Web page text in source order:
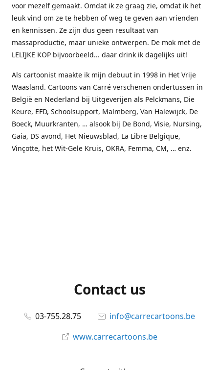
voor mezelf gemaakt. Omdat ik ze graag zie, omdat ik het
leuk vind om ze te hebben of weg te geven aan vrienden
en kennissen. Ze zijn dus geen resultaat van
massaproductie, maar unieke ontwerpen. De mok met de
LELIJKE KOP bijvoorbeeld... daar drink ik dagelijks uit!
Als cartoonist maakte ik mijn debuut in 1998 in Het Vrije
Waasland. Cartoons van Carré verschenen ondertussen in
België en Nederland bij Uitgeverijen als Pelckmans, Die
Keure, EFD, Schoolsupport, Malmberg, Van Halewijck, De
Boeck, Muurkranten, … alsook bij De Bond, Visie, Nursing,
Gaia, DS avond, Het Nieuwsblad, La Libre Belgique,
Vinçotte, het Wit-Gele Kruis, OKRA, Femma, CM, … enz.
Contact us
03-755.28.75
info@carrecartoons.be
www.carrecartoons.be